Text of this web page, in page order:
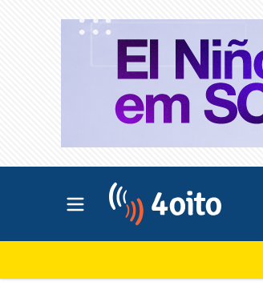
Abrir menu principal